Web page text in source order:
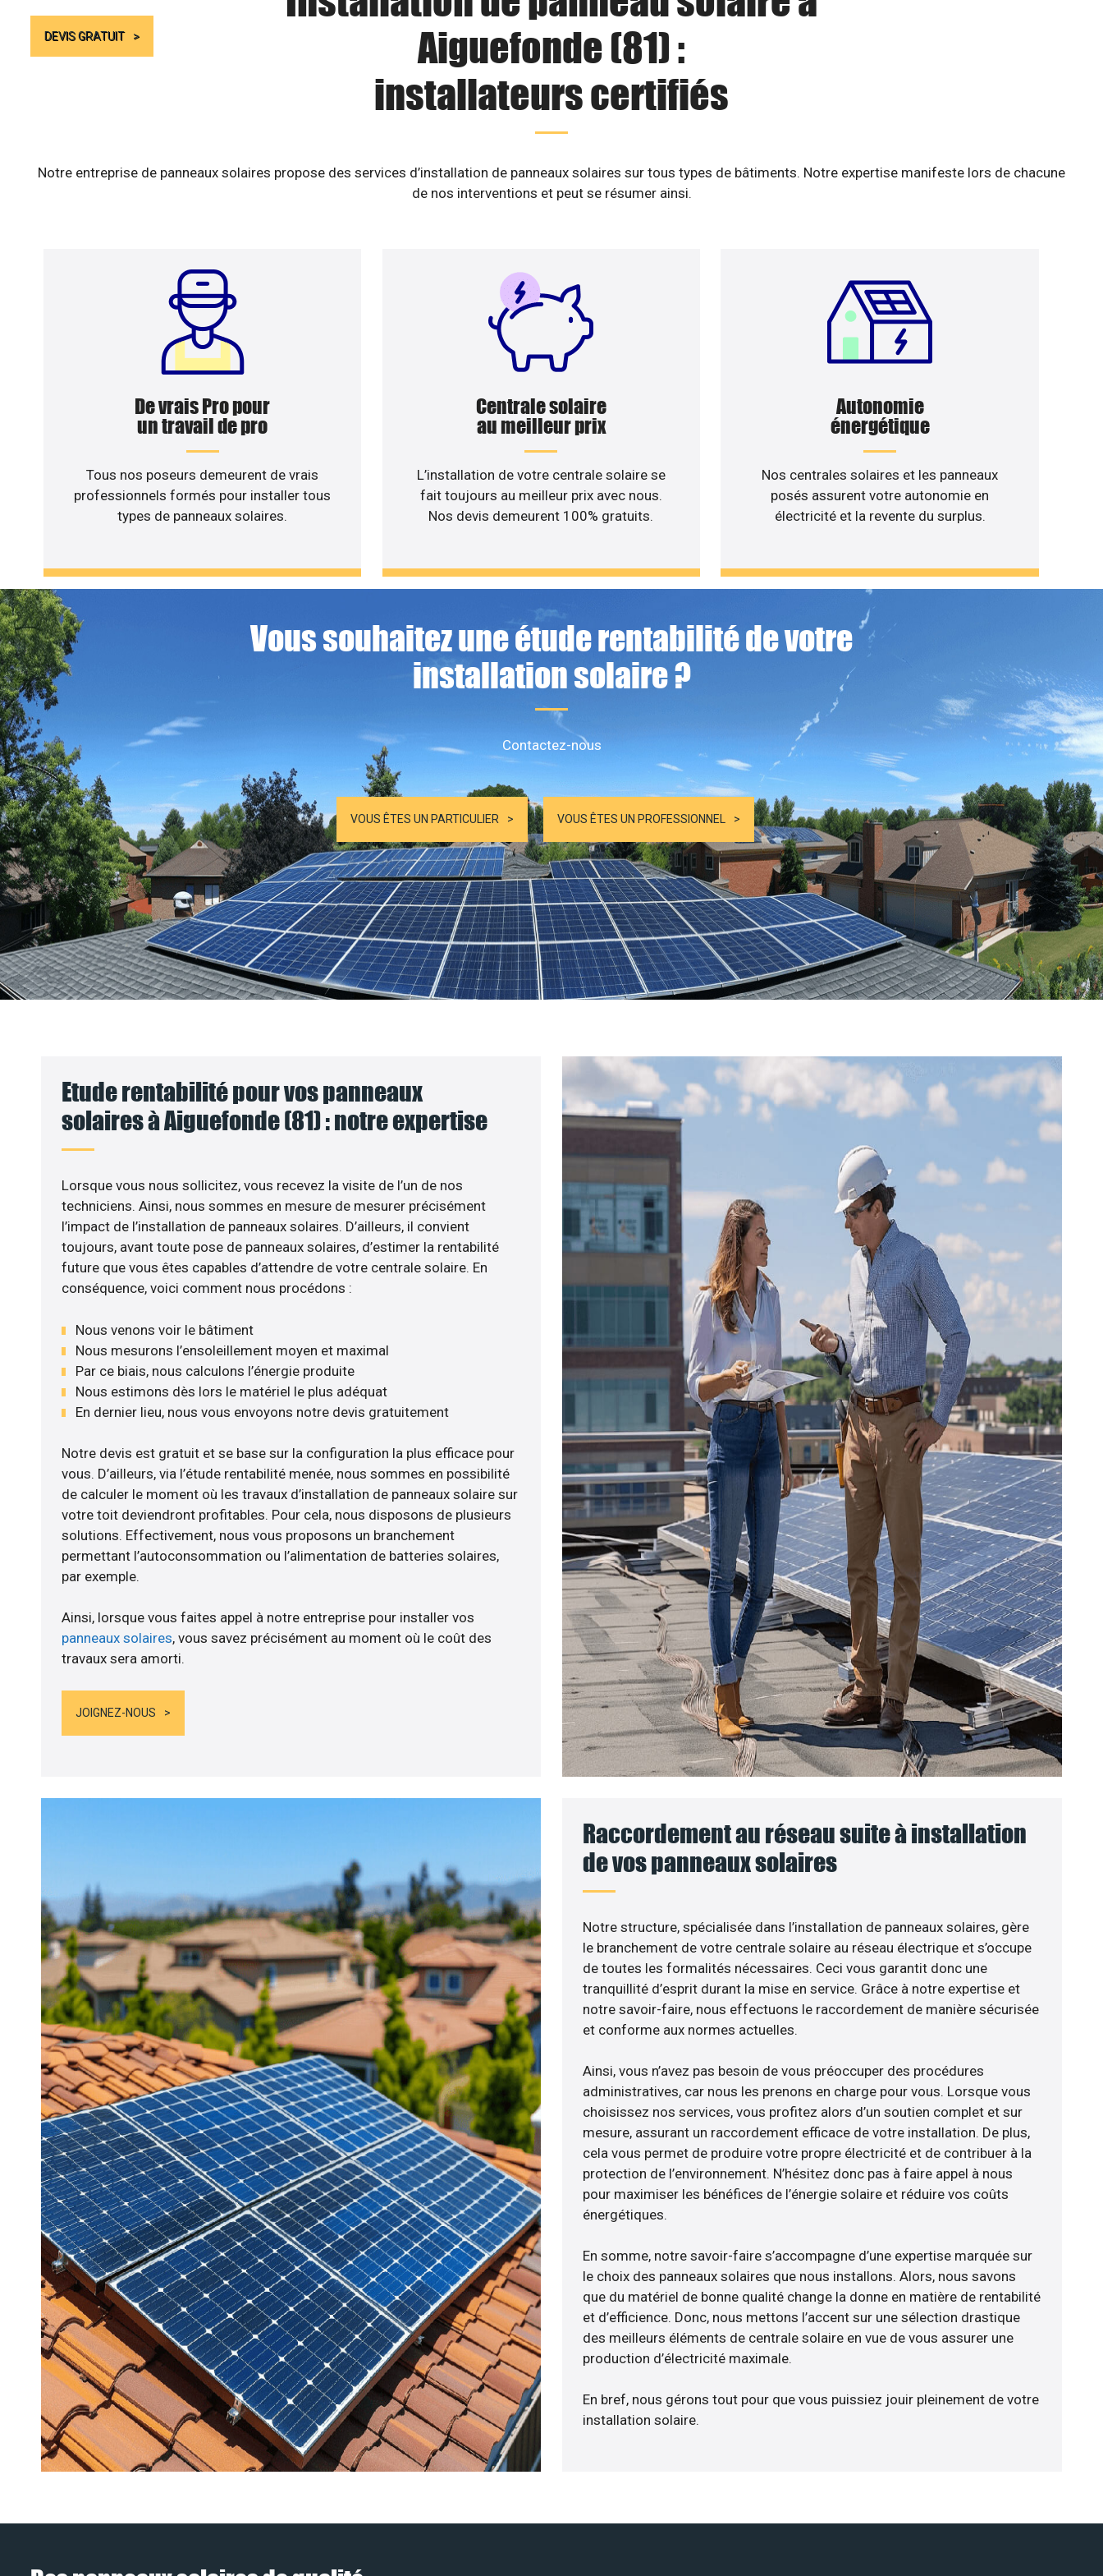
DEVIS GRATUIT
Aiguefonde (81) :
installateurs certifiés
Notre entreprise de panneaux solaires propose des services d’installation de panneaux solaires sur tous types de bâtiments. Notre expertise manifeste lors de chacune
de nos interventions et peut se résumer ainsi.
De vrais Pro pour
un travail de pro
Tous nos poseurs demeurent de vrais
professionnels formés pour installer tous
types de panneaux solaires.
Centrale solaire
au meilleur prix
L’installation de votre centrale solaire se
fait toujours au meilleur prix avec nous.
Nos devis demeurent 100% gratuits.
Autonomie
énergétique
Nos centrales solaires et les panneaux
posés assurent votre autonomie en
électricité et la revente du surplus.
Vous souhaitez une étude rentabilité de votre
installation solaire ?
Contactez-nous
VOUS ÊTES UN PARTICULIER VOUS ÊTES UN PROFESSIONNEL
Etude rentabilité pour vos panneaux
solaires à Aiguefonde (81) : notre expertise
Lorsque vous nous sollicitez, vous recevez la visite de l’un de nos
techniciens. Ainsi, nous sommes en mesure de mesurer précisément
l’impact de l’installation de panneaux solaires. D’ailleurs, il convient
toujours, avant toute pose de panneaux solaires, d’estimer la rentabilité
future que vous êtes capables d’attendre de votre centrale solaire. En
conséquence, voici comment nous procédons :
Nous venons voir le bâtiment
Nous mesurons l’ensoleillement moyen et maximal
Par ce biais, nous calculons l’énergie produite
Nous estimons dès lors le matériel le plus adéquat
En dernier lieu, nous vous envoyons notre devis gratuitement
Notre devis est gratuit et se base sur la configuration la plus efficace pour
vous. D’ailleurs, via l’étude rentabilité menée, nous sommes en possibilité
de calculer le moment où les travaux d’installation de panneaux solaire sur
votre toit deviendront profitables. Pour cela, nous disposons de plusieurs
solutions. Effectivement, nous vous proposons un branchement
permettant l’autoconsommation ou l’alimentation de batteries solaires,
par exemple.
Ainsi, lorsque vous faites appel à notre entreprise pour installer vos
panneaux solaires, vous savez précisément au moment où le coût des
travaux sera amorti.
JOIGNEZ-NOUS
Raccordement au réseau suite à installation
de vos panneaux solaires
Notre structure, spécialisée dans l’installation de panneaux solaires, gère
le branchement de votre centrale solaire au réseau électrique et s’occupe
de toutes les formalités nécessaires. Ceci vous garantit donc une
tranquillité d’esprit durant la mise en service. Grâce à notre expertise et
notre savoir-faire, nous effectuons le raccordement de manière sécurisée
et conforme aux normes actuelles.
Ainsi, vous n’avez pas besoin de vous préoccuper des procédures
administratives, car nous les prenons en charge pour vous. Lorsque vous
choisissez nos services, vous profitez alors d’un soutien complet et sur
mesure, assurant un raccordement efficace de votre installation. De plus,
cela vous permet de produire votre propre électricité et de contribuer à la
protection de l’environnement. N’hésitez donc pas à faire appel à nous
pour maximiser les bénéfices de l’énergie solaire et réduire vos coûts
énergétiques.
En somme, notre savoir-faire s’accompagne d’une expertise marquée sur
le choix des panneaux solaires que nous installons. Alors, nous savons
que du matériel de bonne qualité change la donne en matière de rentabilité
et d’efficience. Donc, nous mettons l’accent sur une sélection drastique
des meilleurs éléments de centrale solaire en vue de vous assurer une
production d’électricité maximale.
En bref, nous gérons tout pour que vous puissiez jouir pleinement de votre
installation solaire.